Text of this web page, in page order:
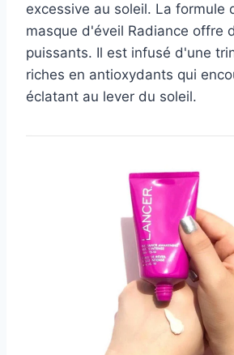
excessive au soleil. La formule
masque d'éveil Radiance offre
puissants. Il est infusé d'une
riches en antioxydants qui
éclatant au lever du soleil.